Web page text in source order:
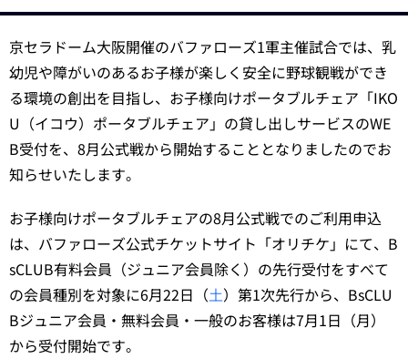
京セラドーム大阪開催のバファローズ1軍主催試合では、乳
幼児や障がいのあるお子様が楽しく安全に野球観戦ができ
る環境の創出を目指し、お子様向けポータブルチェア「IKO
U（イコウ）ポータブルチェア」の貸し出しサービスのWE
B受付を、8月公式戦から開始することとなりましたのでお
知らせいたします。
お子様向けポータブルチェアの8月公式戦でのご利用申込
は、バファローズ公式チケットサイト「オリチケ」にて、B
sCLUB有料会員（ジュニア会員除く）の先行受付をすべて
の会員種別を対象に6月22日（土）第1次先行から、BsCLU
Bジュニア会員・無料会員・一般のお客様は7月1日（月）
から受付開始です。